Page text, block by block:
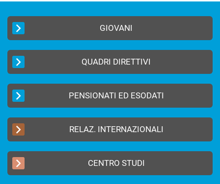
GIOVANI
QUADRI DIRETTIVI
PENSIONATI ED ESODATI
RELAZ. INTERNAZIONALI
CENTRO STUDI